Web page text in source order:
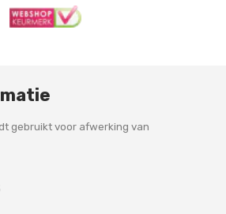
gebruikt voor afwerking van